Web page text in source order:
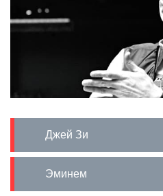
Джей Зи
Эминем